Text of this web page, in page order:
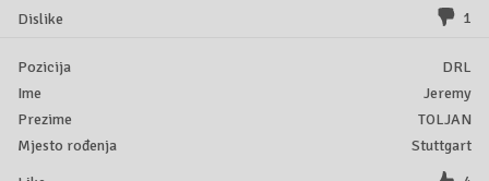
1
DRL
Jeremy
TOLJAN
Stuttgart